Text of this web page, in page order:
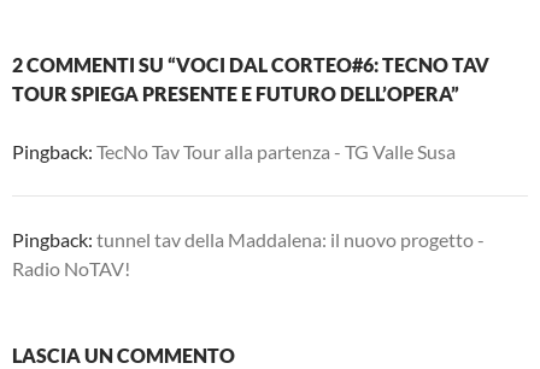
2 COMMENTI SU “VOCI DAL CORTEO#6: TECNO TAV
TOUR SPIEGA PRESENTE E FUTURO DELL’OPERA”
Pingback: TecNo Tav Tour alla partenza - TG Valle Susa
Pingback: tunnel tav della Maddalena: il nuovo progetto -
Radio NoTAV!
LASCIA UN COMMENTO